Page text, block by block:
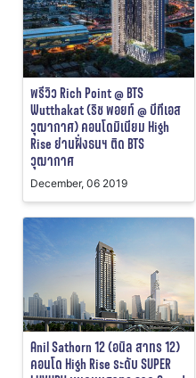
พรีวิว Rich Point @ BTS
Wutthakat (ริช พอยท์ @ บีทีเอส
วุฒากาศ) คอนโดมิเนียม High
Rise ย่านฝั่งธนฯ ติด BTS
วุฒากาศ
December, 06 2019
Anil Sathorn 12 (อนิล สาทร 12)
คอนโด High Rise ระดับ SUPER